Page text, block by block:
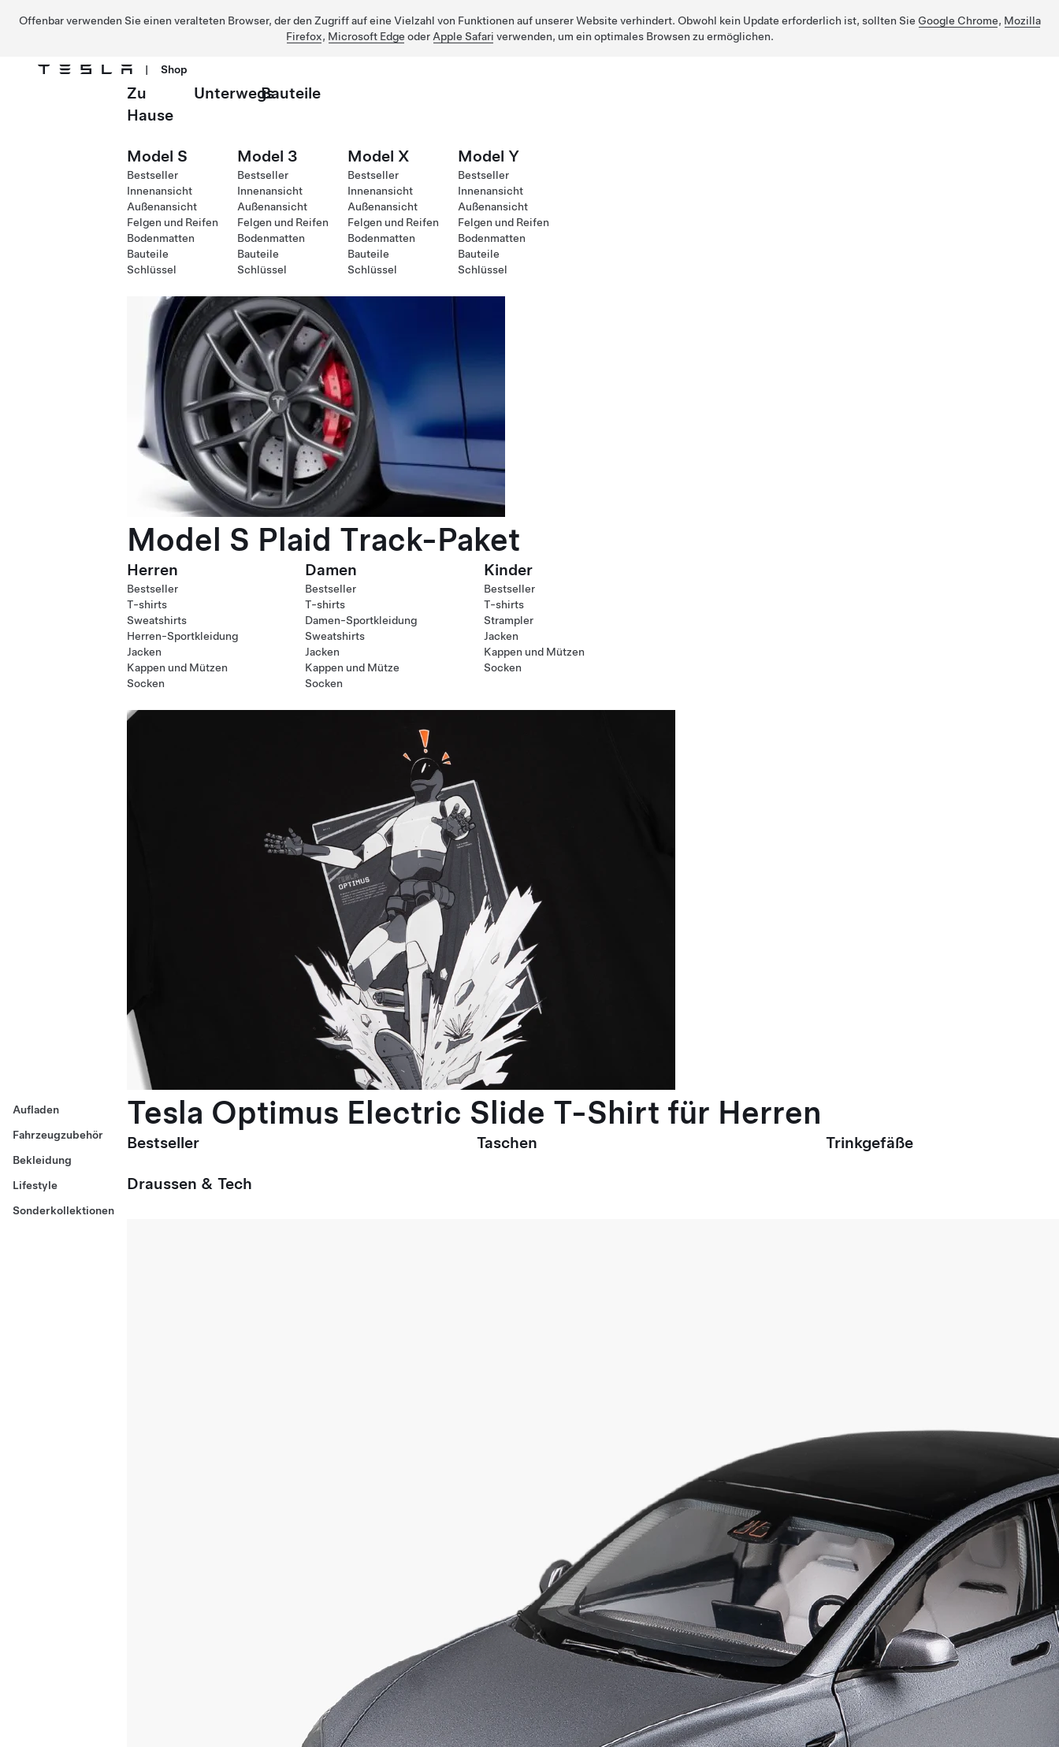
Offenbar verwenden Sie einen veralteten Browser, der den Zugriff auf eine Vielzahl von Funktionen auf unserer Website verhindert. Obwohl kein Update erforderlich ist, sollten Sie Google Chrome, Mozilla
Firefox, Microsoft Edge oder Apple Safari verwenden, um ein optimales Browsen zu ermöglichen.
| Shop
Aufladen
Fahrzeugzubehör
Bekleidung
Lifestyle
Sonderkollektionen
Zu
Hause
UnterwegsBauteile
Model S
Bestseller
Innenansicht
Außenansicht
Felgen und Reifen
Bodenmatten
Bauteile
Schlüssel
Model 3
Bestseller
Innenansicht
Außenansicht
Felgen und Reifen
Bodenmatten
Bauteile
Schlüssel
Model X
Bestseller
Innenansicht
Außenansicht
Felgen und Reifen
Bodenmatten
Bauteile
Schlüssel
Model Y
Bestseller
Innenansicht
Außenansicht
Felgen und Reifen
Bodenmatten
Bauteile
Schlüssel
Model S Plaid Track-Paket
Herren
Bestseller
T-shirts
Sweatshirts
Herren-Sportkleidung
Jacken
Kappen und Mützen
Socken
Damen
Bestseller
T-shirts
Damen-Sportkleidung
Sweatshirts
Jacken
Kappen und Mütze
Socken
Kinder
Bestseller
T-shirts
Strampler
Jacken
Kappen und Mützen
Socken
Tesla Optimus Electric Slide T-Shirt für Herren
Bestseller Taschen Trinkgefäße
Draussen & Tech